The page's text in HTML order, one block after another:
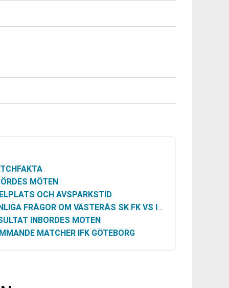
MÖTEN
OCH AVSPARKSTID
FRÅGOR OM VÄSTERÅS SK FK VS IFK GÖTEBORG
INBÖRDES MÖTEN
MATCHER IFK GÖTEBORG